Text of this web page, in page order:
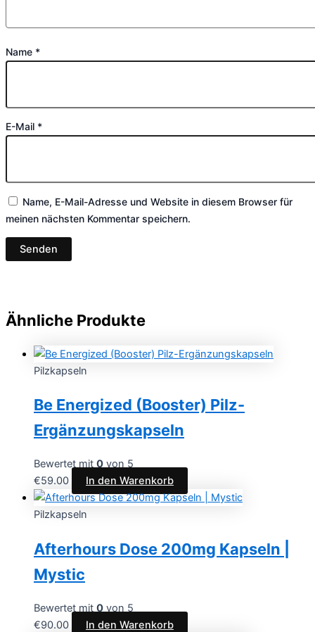
Name *
E-Mail *
Name, E-Mail-Adresse und Website in diesem Browser für
meinen nächsten Kommentar speichern.
Ähnliche Produkte
Pilzkapseln
Be Energized (Booster) Pilz-
Ergänzungskapseln
Bewertet mit 0 von 5
€59.00 In den Warenkorb
Pilzkapseln
Afterhours Dose 200mg Kapseln |
Mystic
Bewertet mit 0 von 5
€90.00 In den Warenkorb